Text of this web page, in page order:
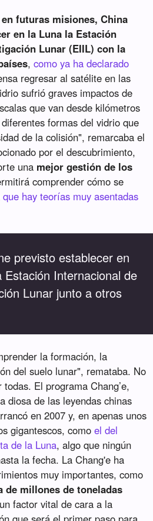
futuras misiones, China
en la Luna la Estación
Lunar (EIIL) con la
,como ya ha declarado
regresar al satélite en las
sufrió graves impactos de
que van desde kilómetros
formas del vidrio que
de la colisión", remarcaba el
por el descubrimiento,
una mejor gestión de los
comprender cómo se
que hay teorías muy asentadas
previsto establecer en
Estación Internacional de
Lunar junto a otros
la formación, la
del suelo lunar", remataba. No
El programa Chang’e,
diosa de las leyendas chinas
en 2007 y, en apenas unos
gigantescos, comoel del
de la Luna, algo que ningún
la fecha. La Chang'e ha
muy importantes, como
de millones de toneladas
factor vital de cara a la